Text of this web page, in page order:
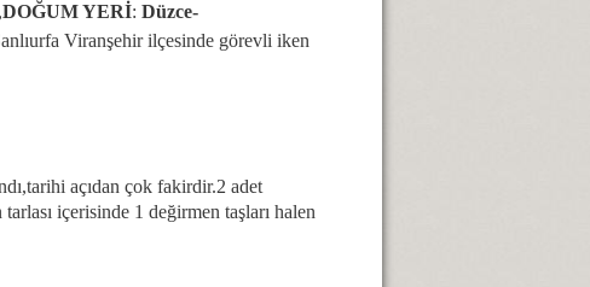
DOĞUM YERİ: Düzce-
Viranşehir ilçesinde görevli iken
açıdan çok fakirdir.2 adet
içerisinde 1 değirmen taşları halen